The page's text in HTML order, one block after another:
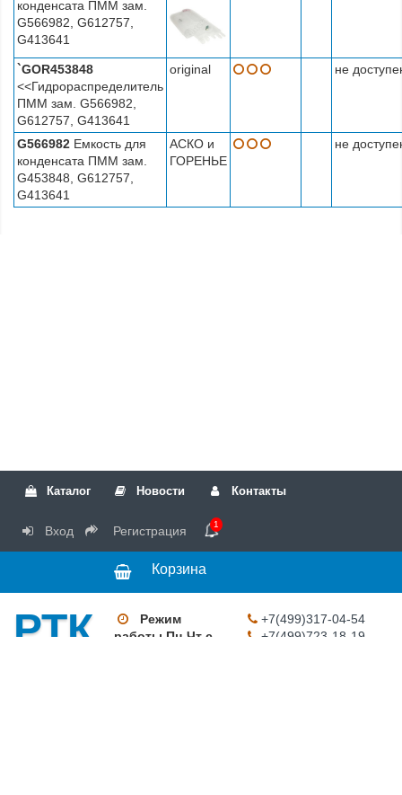
конденсата ПММ зам.
G566982, G612757,
G413641
`GOR453848
<<Гидрораспределитель
ПММ зам. G566982,
G612757, G413641
оriginal не
G566982 Емкость для
конденсата ПММ зам.
G453848, G612757,
G413641
АСКО и
ГОРЕНЬЕ
не
Каталог Новости Контакты
Вход Регистрация 1
Корзина
РТК
Режим
работы Пн-Чт с
+7(499)317-04-54
+7(499)723-18-19